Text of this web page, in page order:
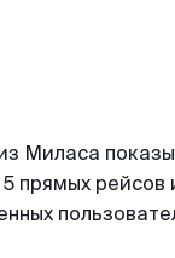
Миласа
рейсов